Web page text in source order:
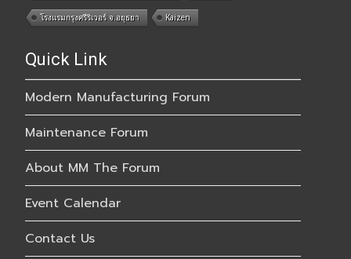
โรงแรมกรุงศรีริเวอร์ จ.อยุธยา Kaizen
Quick Link
Modern Manufacturing Forum
Maintenance Forum
About MM The Forum
Event Calendar
Contact Us